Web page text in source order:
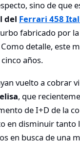
sino de que
del Ferrari 458
fabricado por
detalle, este
años.
vuelto a cobrar
, que
de I+D de la
en disminuir tanto
en busca de una